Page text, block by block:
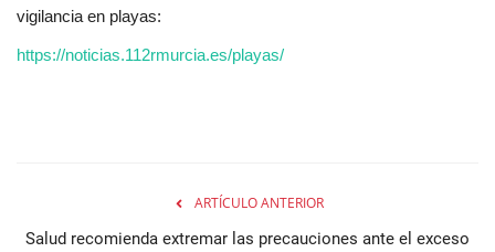
vigilancia en playas:
https://noticias.112rmurcia.es/playas/
ARTÍCULO ANTERIOR
Salud recomienda extremar las precauciones ante el exceso